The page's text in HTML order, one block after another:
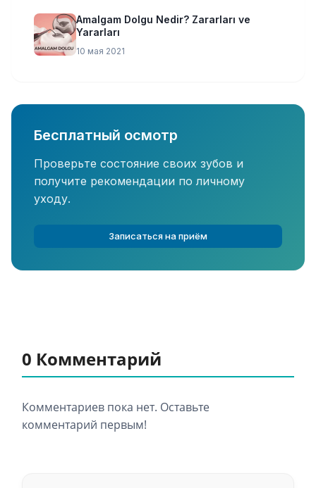
Amalgam Dolgu Nedir? Zararları ve
Yararları
10 мая 2021
Бесплатный осмотр
Проверьте состояние своих зубов и
получите рекомендации по личному
уходу.
Записаться на приём
0 Комментарий
Комментариев пока нет. Оставьте
комментарий первым!